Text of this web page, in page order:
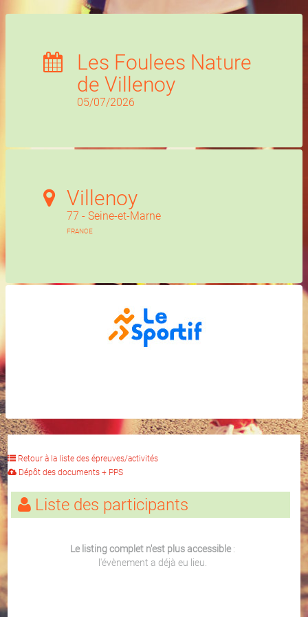
Les Foulees Nature
de Villenoy
05/07/2026
Villenoy
77 - Seine-et-Marne
FRANCE
Retour à la liste des épreuves/activités
Dépôt des documents + PPS
Liste des participants
Le listing complet n'est plus accessible:
l'évènement a déjà eu lieu.